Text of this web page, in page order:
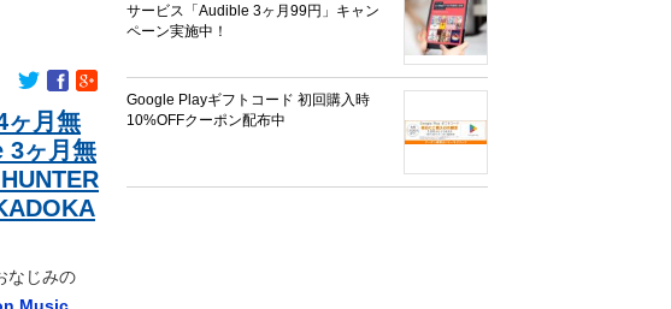
発事故で
月無
3ヶ月無
なじみの
サービス「Audible 3ヶ月99円」キャン
ペーン実施中！
Google Playギフトコード 初回購入時
10%OFFクーポン配布中